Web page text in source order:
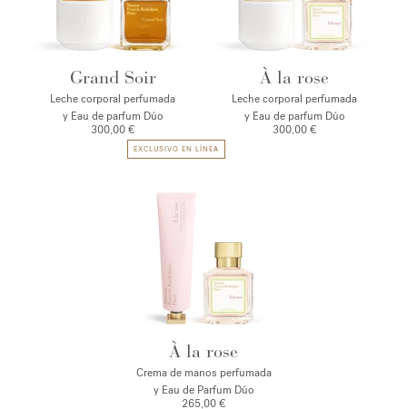
Grand Soir
Leche corporal perfumada
y Eau de parfum Dúo
300,00 €
À la rose
Leche corporal perfumada
y Eau de parfum Dúo
300,00 €
EXCLUSIVO EN LÍNEA
À la rose
Crema de manos perfumada
y Eau de Parfum Dúo
265,00 €